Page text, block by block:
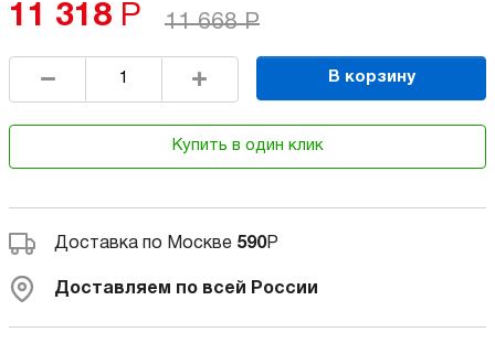
11 318 Р 11 668 Р
В корзину
Купить в один клик
Доставка по Москве 590Р
Доставляем по всей России